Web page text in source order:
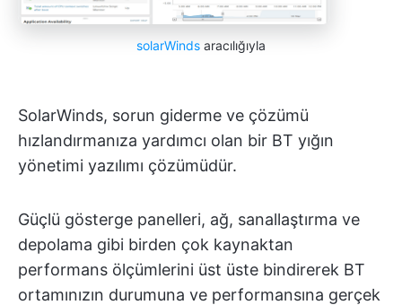
solarWinds aracılığıyla
SolarWinds, sorun giderme ve çözümü
hızlandırmanıza yardımcı olan bir BT yığın
yönetimi yazılımı çözümüdür.
Güçlü gösterge panelleri, ağ, sanallaştırma ve
depolama gibi birden çok kaynaktan
performans ölçümlerini üst üste bindirerek BT
ortamınızın durumuna ve performansına gerçek